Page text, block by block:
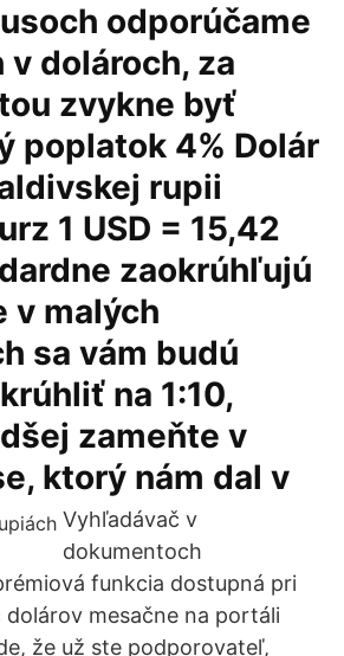
odporúčame
dolároch, za
zvykne byť
poplatok 4% Dolár
rupii
1 USD = 15,42
zaokrúhľujú
v malých
sa vám budú
na 1:10,
zameňte v
ktorý nám dal v
Vyhľadávač v
dokumentoch
funkcia dostupná pri
mesačne na portáli
že už ste podporovateľ,